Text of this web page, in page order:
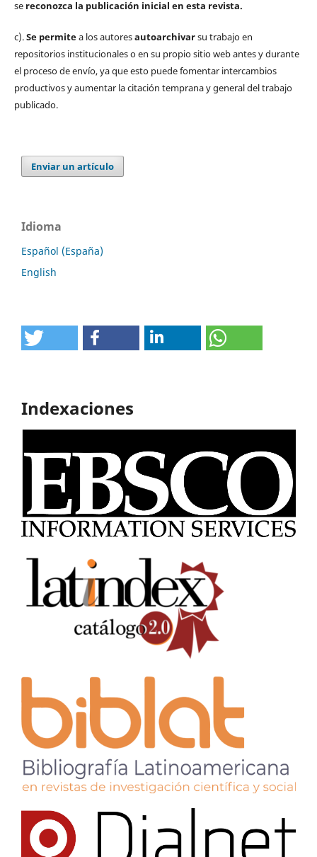
sereconozca la publicación inicial en esta revista.
c).Se permitea los autoresautoarchivarsu trabajo en
repositorios institucionales o en su propio sitio web antes y durante
el proceso de envío, ya que esto puede fomentar intercambios
productivos y aumentar la citación temprana y general del trabajo
publicado.
Enviar un artículo
Idioma
Español (España)
English
Indexaciones